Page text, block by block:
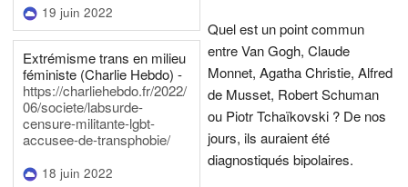
19 juin 2022
Extrémisme trans en milieu
féministe (Charlie Hebdo) -
https://charliehebdo.fr/2022/
06/societe/labsurde-
censure-militante-lgbt-
accusee-de-transphobie/
18 juin 2022
Quel est un point commun
entre Van Gogh, Claude
Monnet, Agatha Christie, Alfred
de Musset, Robert Schuman
ou Piotr Tchaïkovski ? De nos
jours, ils auraient été
diagnostiqués bipolaires.